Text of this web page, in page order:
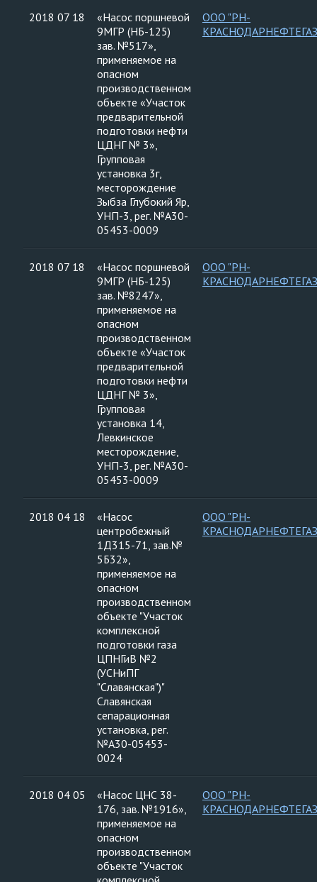
2018 07 18
«Насос поршневой
9МГР (НБ-125)
зав. №517»,
применяемое на
опасном
производственном
объекте «Участок
предварительной
подготовки нефти
ЦДНГ № 3»,
Групповая
установка 3г,
месторождение
Зыбза Глубокий Яр,
УНП-3, рег. №А30-
05453-0009
ООО "РН-
2018 07 18
«Насос поршневой
9МГР (НБ-125)
зав. №8247»,
применяемое на
опасном
производственном
объекте «Участок
предварительной
подготовки нефти
ЦДНГ № 3»,
Групповая
установка 14,
Левкинское
месторождение,
УНП-3, рег. №А30-
05453-0009
ООО "РН-
2018 04 18
«Насос
центробежный
1Д315-71, зав.№
5Б32»,
применяемое на
опасном
производственном
объекте "Участок
комплексной
подготовки газа
ЦПНГиВ №2
(УСНиПГ
"Славянская")"
Славянская
сепарационная
установка, рег.
№А30-05453-
0024
ООО "РН-
2018 04 05
«Насос ЦНС 38-
176, зав. №1916»,
применяемое на
опасном
производственном
объекте "Участок
ООО "РН-